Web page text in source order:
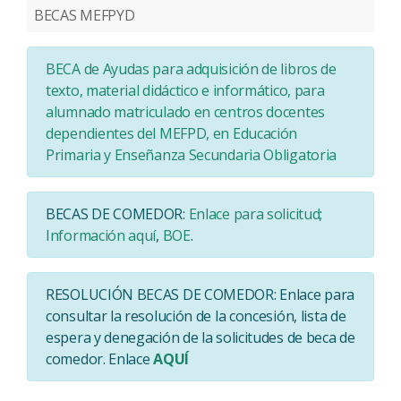
BECAS MEFPYD
BECA de Ayudas para adquisición de libros de
texto, material didáctico e informático, para
alumnado matriculado en centros docentes
dependientes del MEFPD, en Educación
Primaria y Enseñanza Secundaria Obligatoria
BECAS DE COMEDOR: Enlace para solicitud;
Información aquí, BOE.
RESOLUCIÓN BECAS DE COMEDOR: Enlace para
consultar la resolución de la concesión, lista de
espera y denegación de la solicitudes de beca de
comedor. EnlaceAQUÍ